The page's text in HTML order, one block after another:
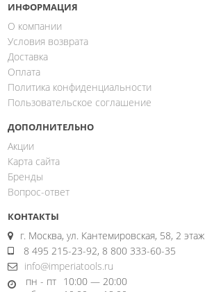
ИНФОРМАЦИЯ
О компании
Условия возврата
Доставка
Оплата
Политика конфиденциальности
Пользовательское соглашение
ДОПОЛНИТЕЛЬНО
Акции
Карта сайта
Бренды
Вопрос-ответ
КОНТАКТЫ
г. Москва, ул. Кантемировская, 58, 2 этаж
8 495 215-23-92, 8 800 333-60-35
info@imperiatools.ru
пн - пт 10:00 — 20:00